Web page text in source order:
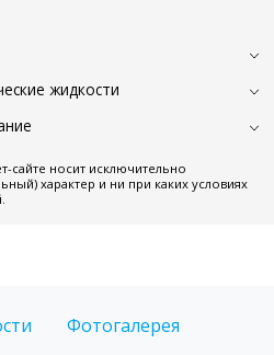
жидкости
сайте носит исключительно
характер и ни при каких условиях
Фотогалерея